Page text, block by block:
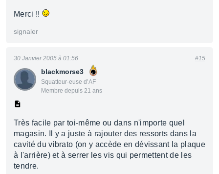
Merci !!
signaler
blackmorse3
Squatteur·euse d’AF
Membre depuis 21 ans
30 Janvier 2005 à 01:56 #15
Très facile par toi-même ou dans n'importe quel
magasin. Il y a juste à rajouter des ressorts dans la
cavité du vibrato (on y accède en dévissant la plaque
à l'arrière) et à serrer les vis qui permettent de les
tendre.